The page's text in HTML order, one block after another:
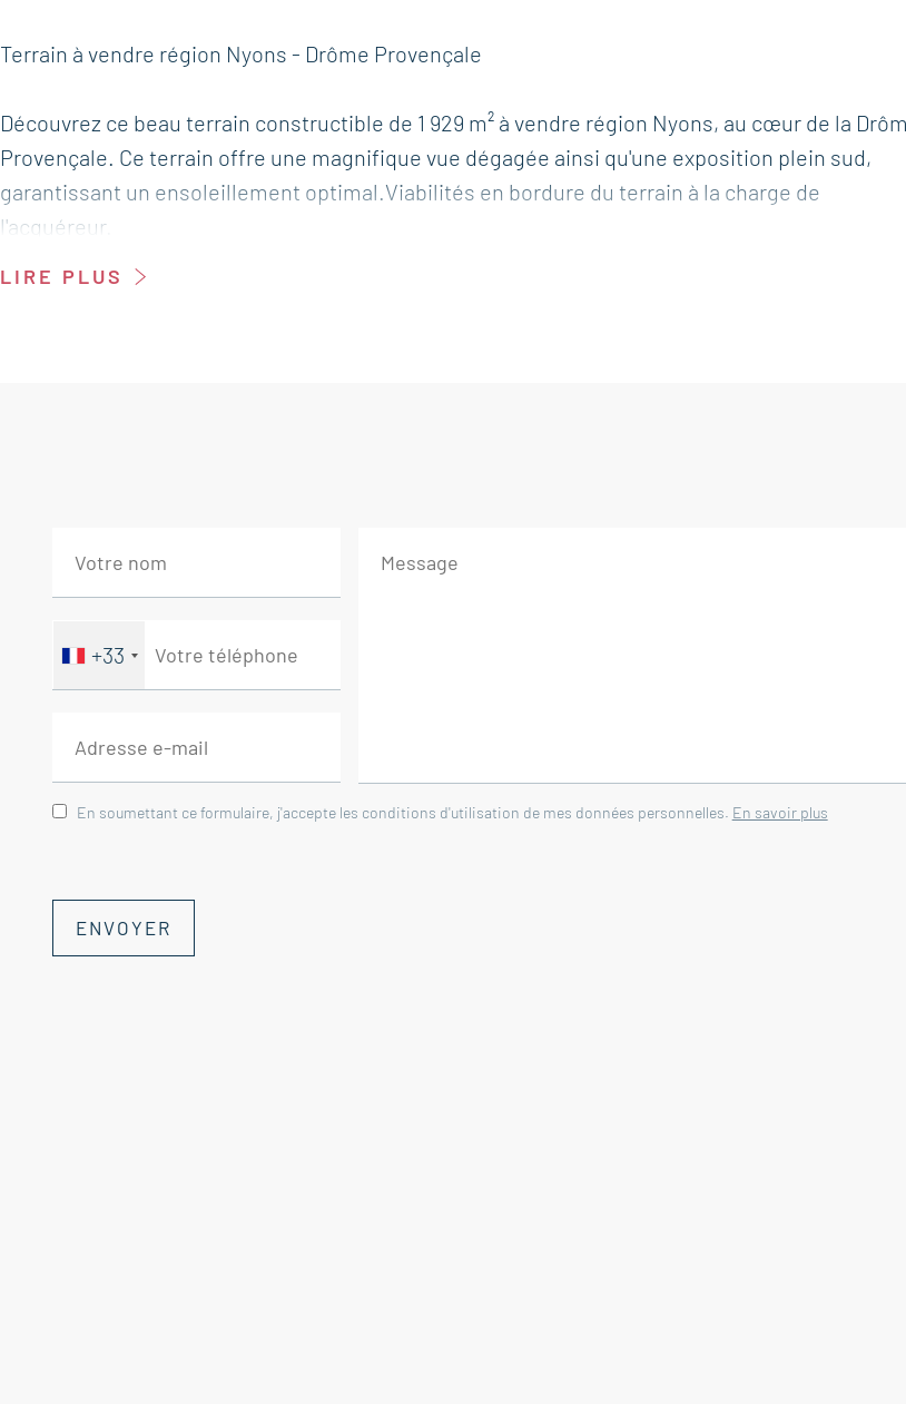
Terrain à vendre région Nyons - Drôme Provençale
Découvrez ce beau terrain constructible de 1 929 m² à vendre région Nyons, au cœur de la
Provençale. Ce terrain offre une magnifique vue dégagée ainsi qu'une exposition plein sud,
garantissant un ensoleillement optimal.Viabilités en bordure du terrain à la charge de
l'acquéreur.
LIRE PLUS
+33
En soumettant ce formulaire, j'accepte les conditions d'utilisation de mes données personnelles. En savoir plus
ENVOYER